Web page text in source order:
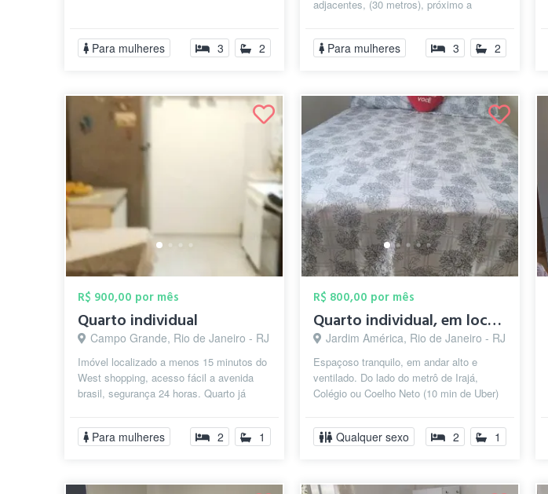
Para mulheres 3 2
adjacentes, (30 metros), próximo a
Para mulheres 3 2
R$ 900,00 por mês
Quarto individual
Campo Grande, Rio de Janeiro - RJ
Imóvel localizado a menos 15 minutos do
West shopping, acesso fácil a avenida
brasil, segurança 24 horas. Quarto já
Para mulheres 2 1
R$ 800,00 por mês
Quarto individual, em local seguro no RJ...
Jardim América, Rio de Janeiro - RJ
Espaçoso tranquilo, em andar alto e
ventilado. Do lado do metrô de Irajá,
Colégio ou Coelho Neto (10 min de Uber)
Qualquer sexo 2 1